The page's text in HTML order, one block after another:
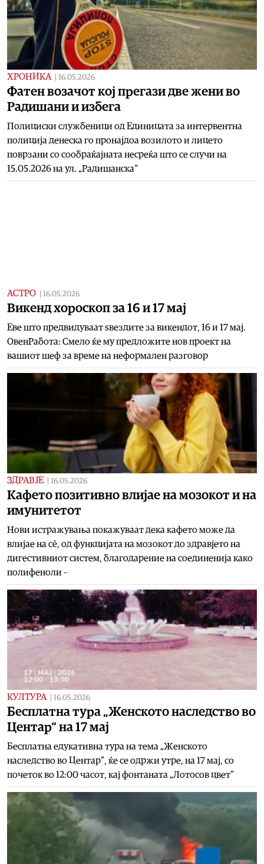
ХРОНИКА 16.05.2026
Фатен возачот кој прегази две жени во
Радишани и избега
Полициски службеници од Единицата за интервентна
полиција денеска го пронајдоа возилото и лицето
поврзани со сообраќајната несреќа што се случи на
15.05.2026 на ул. „Радишанска“
АСТРО 16.05.2026
Викенд хороскоп за 16 и 17 мај
Еве што предвидуваат ѕвездите за викендот, 16 и 17 мај.
ОвенРабота: Смело ќе му предложите нов проект на
вашиот шеф за време на неформален разговор
ЗДРАВЈЕ 16.05.2026
Кафето позитивно влијае на мозокот и на
имунитетот
Нови истражувања покажуваат дека кафето може да
влијае на сè, од функцијата на мозокот до здравјето на
дигестивниот систем, благодарение на соединенија како
полифеноли –
КУЛТУРА 16.05.2026
Бесплатна тура „Женското наследство во
Центар“ на 17 мај
Бесплатна едукативна тура на тема „Женското
наследство во Центар”, ќе се одржи утре, на 17 мај, со
почеток во 12:00 часот, кај фонтаната „Лотосов цвет”